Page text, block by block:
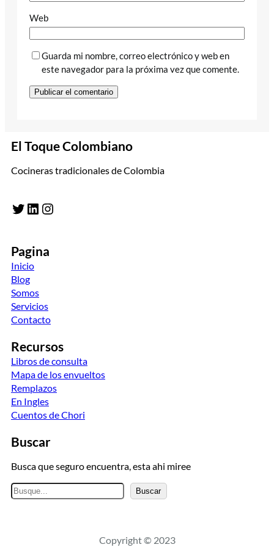
Web
Guarda mi nombre, correo electrónico y web en
este navegador para la próxima vez que comente.
El Toque Colombiano
Cocineras tradicionales de Colombia
Twitter LinkedIn Instagram
Pagina
Inicio
Blog
Somos
Servicios
Contacto
Recursos
Libros de consulta
Mapa de los envueltos
Remplazos
En Ingles
Cuentos de Chori
Buscar
Busca que seguro encuentra, esta ahi miree
B
u
a
Buscar
Copyright © 2023